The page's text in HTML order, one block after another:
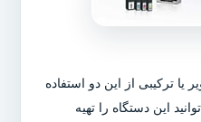
یا ترکیبی از این دو استفاده
این دستگاه را تهیه